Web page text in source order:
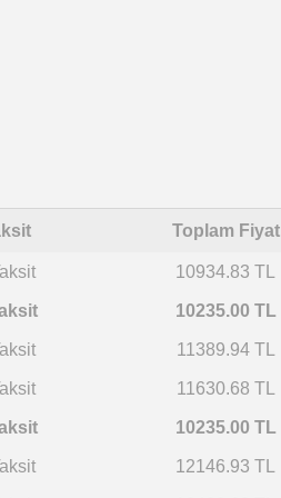
Toplam Fiyat
10934.83 TL
10235.00 TL
11389.94 TL
11630.68 TL
10235.00 TL
12146.93 TL